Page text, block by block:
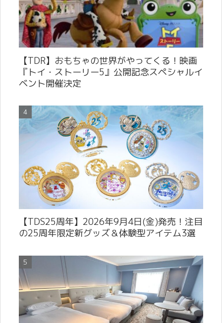
【TDR】おもちゃの世界がやってくる！映画
『トイ・ストーリー5』公開記念スペシャルイ
ベント開催決定
【TDS25周年】2026年9月4日(金)発売！注目
の25周年限定新グッズ＆体験型アイテム3選